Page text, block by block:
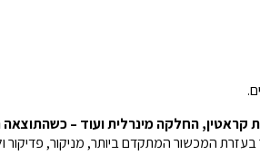
החלקה מינרלית ועוד –
בעזרת המכשור המתקדם ביותר, מניקור, פדיקור